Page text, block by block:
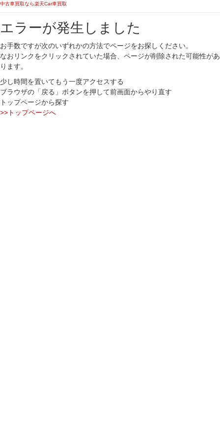
中古車買取なら楽天Car車買取
エラーが発生しました
お手数ですが次のいずれかの方法でページをお探しください。
なおリンクをクリックされていた場合、ページが削除された可能性があ
ります。
少し時間を置いてもう一度アクセスする
ブラウザの「戻る」ボタンを押して前画面からやり直す
トップページから探す
>>トップページへ